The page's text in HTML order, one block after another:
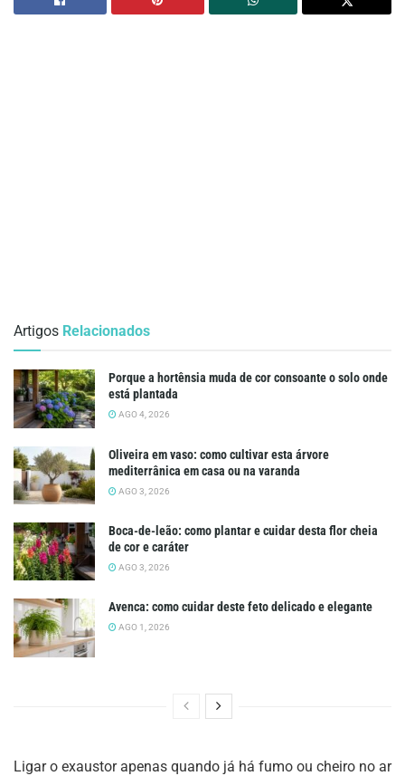
Artigos Relacionados
Porque a hortênsia muda de cor consoante o solo onde
está plantada
AGO 4, 2026
Oliveira em vaso: como cultivar esta árvore
mediterrânica em casa ou na varanda
AGO 3, 2026
Boca-de-leão: como plantar e cuidar desta flor cheia
de cor e caráter
AGO 3, 2026
Avenca: como cuidar deste feto delicado e elegante
AGO 1, 2026
Ligar o exaustor apenas quando já há fumo ou cheiro no ar